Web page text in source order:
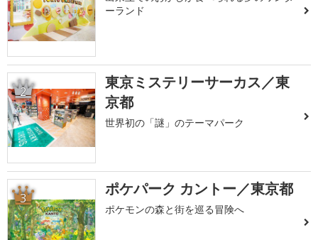
ーランド
2
東京ミステリーサーカス／東
京都
世界初の「謎」のテーマパーク
3 ポケパーク カントー／東京都
ポケモンの森と街を巡る冒険へ